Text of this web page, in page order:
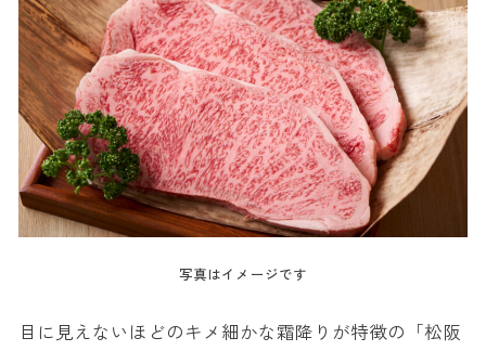
◆三重名物のあわびが食べられるお店『なかよし水産』
◆三重名物のあわびが食べられるお店『ゑびや屋台』
7. 牡蠣
◆三重名物の牡蠣が食べられるお店『海女小屋 なか川』
8. てこね寿司
◆三重名物のてこね寿司が食べられるお店『割烹大喜』
9. うなぎ
写真はイメージです
目に見えないほどのキメ細かな霜降りが特徴の「松阪